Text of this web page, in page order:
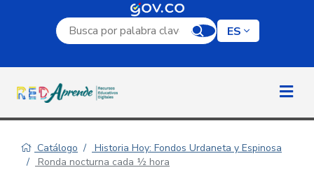
Campo de búsqueda por palabra clave
ES
Catálogo
Historia Hoy: Fondos Urdaneta y Espinosa
Ronda nocturna cada ½ hora